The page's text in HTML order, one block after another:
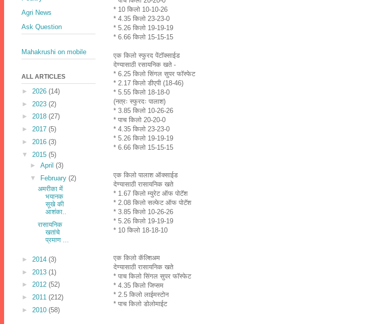
* 10 किलो 10-10-26
* 4.35 किलो 23-23-0
* 5.26 किलो 19-19-19
* 6.66 किलो 15-15-15
एक किलो स्फुरद पेंटॉक्साईड
देण्यासाठी रसायनिक खते -
* 6.25 किलो सिंगल सुपर फॉस्फेट
* 2.17 किलो डीएपी (18-46)
* 5.55 किलो 18-18-0
(नत्रः स्फुरदः पालाश)
* 3.85 किलो 10-26-26
* पाच किलो 20-20-0
* 4.35 किलो 23-23-0
* 5.26 किलो 19-19-19
* 6.66 किलो 15-15-15
एक किलो पालाश ऑक्साईड
देण्यासाठी रासायनिक खते
* 1.67 किलो म्युरेट ऑफ पोटॅश
* 2.08 किलो सल्फेट ऑफ पोटॅश
* 3.85 किलो 10-26-26
* 5.26 किलो 19-19-19
* 10 किलो 18-18-10
एक किलो कॅल्शिअम
देण्यासाठी रासायनिक खते
* पाच किलो सिंगल सुपर फॉस्फेट
* 4.35 किलो जिप्सम
* 2.5 किलो लाईमस्टोन
* पाच किलो डोलोमाईट
Agri News
Ask Question
Mahakrushi on mobile
ALL ARTICLES
► 2026 (14)
► 2023 (2)
► 2018 (27)
► 2017 (5)
► 2016 (3)
▼ 2015 (5)
► April (3)
▼
February (2)
अमरीका में
भयानक
सूखे की
आशंका..
रासायनिक
खतांचे
प्रमाण ...
► 2014 (3)
► 2013 (1)
► 2012 (52)
► 2011 (212)
► 2010 (58)